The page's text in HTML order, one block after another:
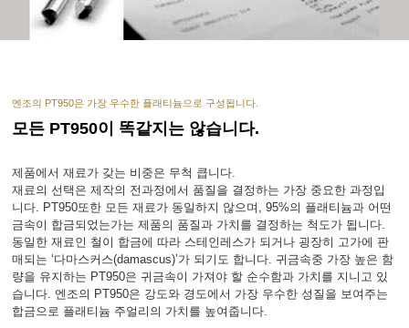
엔조의 PT950은 가장 우수한 플래티늄으로 구성됩니다.
모든 PT950이 똑같지는 않습니다.
제품에서 재료가 갖는 비중은 무척 큽니다.
재료의 선택은 제작의 전과정에서 품질을 결정하는 가장 중요한 과정입
니다. PT950또한 모든 재료가 동일하지 않으며, 95%의 플래티늄과 어떤
금속이 합금되었는가는 제품의 품질과 가치를 결정하는 척도가 됩니다.
동일한 재료인 철이 합금에 따라 스테인레스가 되거나 굉장히 고가에 판
매되는 ‘다마스커스(damascus)’가 되기도 합니다. 귀금속중 가장 높은 함
량을 유지하는 PT950은 귀금속이 가져야 할 순수함과 가치를 지니고 있
습니다. 엔조의 PT950은 강도와 경도에서 가장 우수한 성질을 보여주는
합금으로 플래티늄 주얼리의 가치를 높여줍니다.